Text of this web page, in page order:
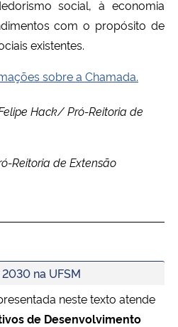
social, à economia
com o propósito de
existentes.
sobre a Chamada.
Hack/ Pró-Reitoria de
Reitoria de Extensão
na UFSM
neste texto atende
de Desenvolvimento